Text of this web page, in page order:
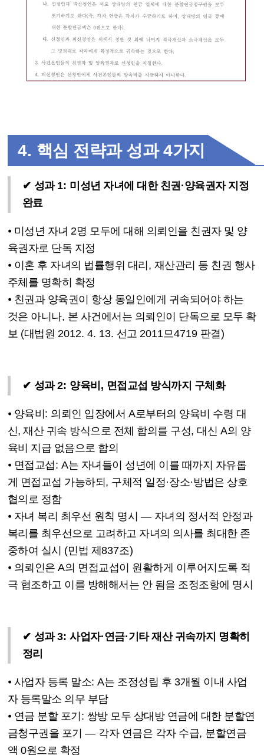
4. 핵심 전략과 성과4가지
✔ 성과 1: 미성년 자녀에 대한 친권 ·양육권자 지정
완료
⦁ 미성년 자녀 2명 모두에 대해 의뢰인을 친권자 및 양
육권자로 단독 지정
⦁ 이혼 후 자녀의 법률행위 대리 , 재산관리 등 친권 행사
주체를 명확히 확정
⦁ 친권과 양육권이 항상 동일인에게 귀속되어야 하는
것은 아니나, 본 사건에서는 의뢰인이 단독으로 모두 확
보 (대법원 2012. 4. 13. 선고 2011 므4719 판결)
✔ 성과2: 양육비 , 면접교섭 방식까지 구체화
⦁ 양육비: 의뢰인 입장에서 A로부터의 양육비 수령 대
신, 재산 귀속 방식으로 전체 합의를 구성, 대신 A의 양
육비 지급 없음으로 합의
⦁ 면접교섭 : A는 자녀들이 성년에 이를 때까지 자유롭
게 면접교섭 가능하되, 구체적 일정·장소· 방법은 상호
협의로 정함
⦁ 자녀 복리 최우선 원칙 명시 — 자녀의 정서적 안정과
복리를 최우선으로 고려하고 자녀의 의사를 최대한 존
중하여 실시 (민법 제837조)
⦁ 의뢰인은A의 면접교섭이 원활하게 이루어지도록 적
극 협조하고 이를 방해해서는 안 됨을 조정조항에 명시
✔ 성과3:사업자·연금·기타 재산 귀속까지 명확히
정리
⦁ 사업자 등록 말소: A는 조정성립 후 3개월 이내 사업
자 등록말소 의무 부담
⦁ 연금 분할 포기 : 쌍방 모두 상대방 연금에 대한 분할연
금청구권을 포기— 각자 연금은 각자 수급, 분할연금
액 0원으로 확정